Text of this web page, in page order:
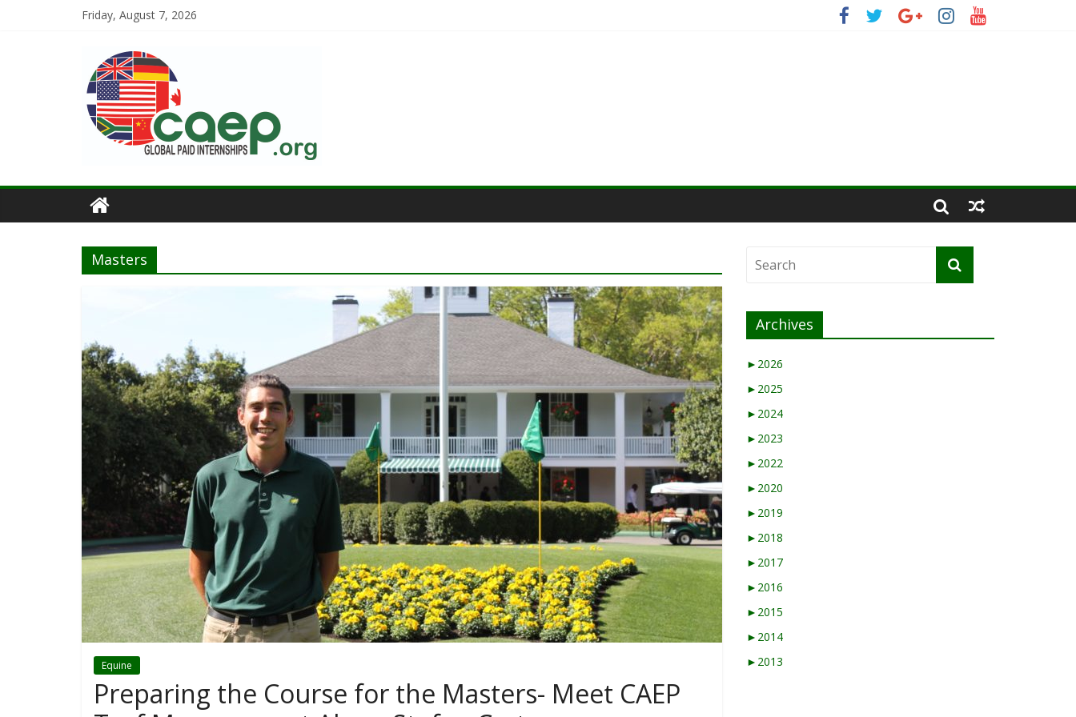
Friday, August 7, 2026
Masters
Equine
Preparing the Course for the Masters- Meet CAEP
Archives
► 2026
► 2025
► 2024
► 2023
► 2022
► 2020
► 2019
► 2018
► 2017
► 2016
► 2015
► 2014
► 2013